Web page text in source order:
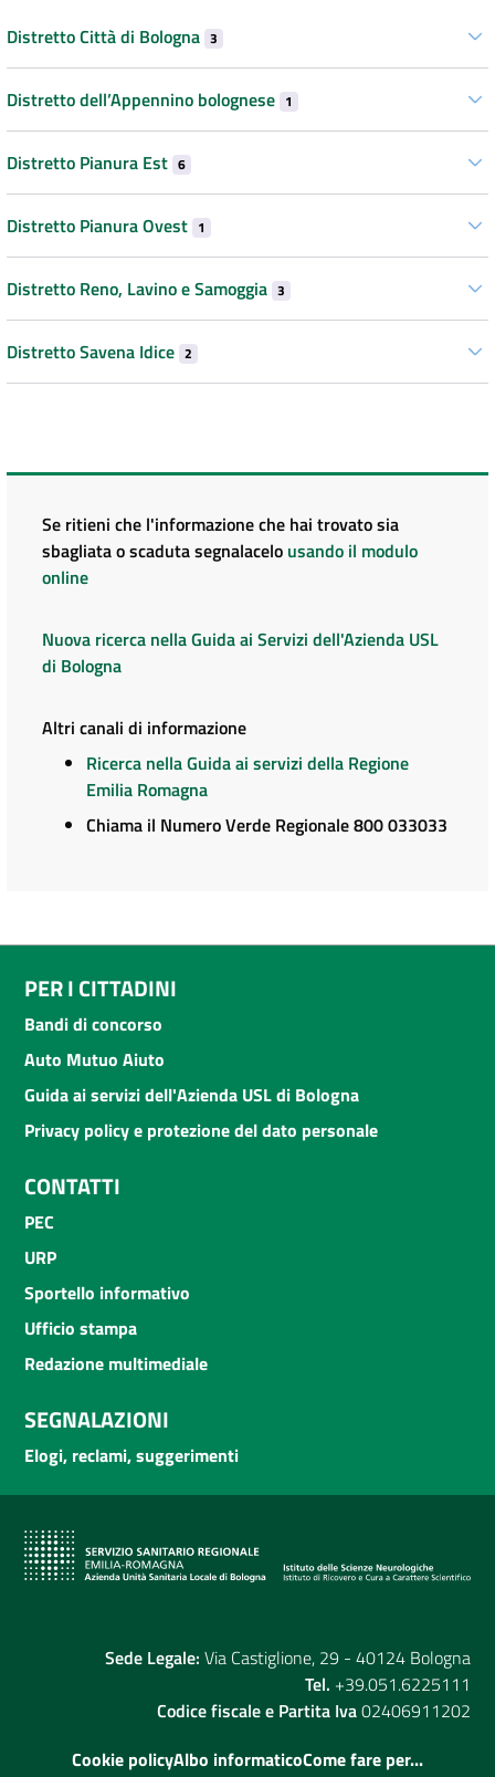
Distretto Città di Bologna 3
Distretto dell’Appennino bolognese 1
Distretto Pianura Est 6
Distretto Pianura Ovest 1
Distretto Reno, Lavino e Samoggia 3
Distretto Savena Idice 2
Se ritieni che l'informazione che hai trovato sia
sbagliata o scaduta segnalacelo usando il modulo
online
Nuova ricerca nella Guida ai Servizi dell'Azienda USL
di Bologna
Altri canali di informazione
Ricerca nella Guida ai servizi della Regione
Emilia Romagna
Chiama il Numero Verde Regionale 800 033033
PER I CITTADINI
Bandi di concorso
Auto Mutuo Aiuto
Guida ai servizi dell'Azienda USL di Bologna
Privacy policy e protezione del dato personale
CONTATTI
PEC
URP
Sportello informativo
Ufficio stampa
Redazione multimediale
SEGNALAZIONI
Elogi, reclami, suggerimenti
Sede Legale: Via Castiglione, 29 - 40124 Bologna
Tel. +39.051.6225111
Codice fiscale e Partita Iva02406911202
Cookie policyAlbo informaticoCome fare per...